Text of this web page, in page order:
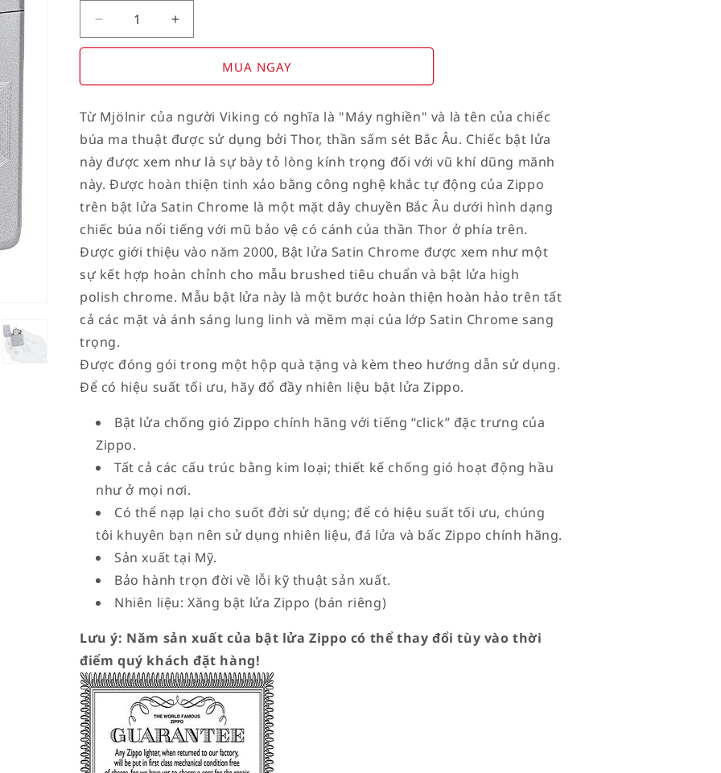
Decrease
quantity
American
on
Flag
Increase
quantity
American
on
Flag
MUA NGAY
Từ Mjölnir của người Viking có nghĩa là "Máy nghiền" và là tên của chiếc
búa ma thuật được sử dụng bởi Thor, thần sấm sét Bắc Âu. Chiếc bật lửa
này được xem như là sự bày tỏ lòng kính trọng đối với vũ khí dũng mãnh
này. Được hoàn thiện tinh xảo bằng công nghệ khắc tự động của Zippo
trên bật lửa Satin Chrome là một mặt dây chuyền Bắc Âu dưới hình dạng
chiếc búa nổi tiếng với mũ bảo vệ có cánh của thần Thor ở phía trên.
Được giới thiệu vào năm 2000, Bật lửa Satin Chrome được xem như một
sự kết hợp hoàn chỉnh cho mẫu brushed tiêu chuẩn và bật lửa high
polish chrome. Mẫu bật lửa này là một bước hoàn thiện hoàn hảo trên tất
cả các mặt và ánh sáng lung linh và mềm mại của lớp Satin Chrome sang
trọng.
Được đóng gói trong một hộp quà tặng và kèm theo hướng dẫn sử dụng.
Để có hiệu suất tối ưu, hãy đổ đầy nhiên liệu bật lửa Zippo.
Bật lửa chống gió Zippo chính hãng với tiếng “click” đặc trưng của
Zippo.
Tất cả các cấu trúc bằng kim loại; thiết kế chống gió hoạt động hầu
như ở mọi nơi.
Có thể nạp lại cho suốt đời sử dụng; để có hiệu suất tối ưu, chúng
tôi khuyên bạn nên sử dụng nhiên liệu, đá lửa và bấc Zippo chính hãng.
Sản xuất tại Mỹ.
Bảo hành trọn đời về lỗi kỹ thuật sản xuất.
Nhiên liệu: Xăng bật lửa Zippo (bán riêng)
Lưu ý: Năm sản xuất của bật lửa Zippo có thể thay đổi tùy vào thời
điểm quý khách đặt hàng!